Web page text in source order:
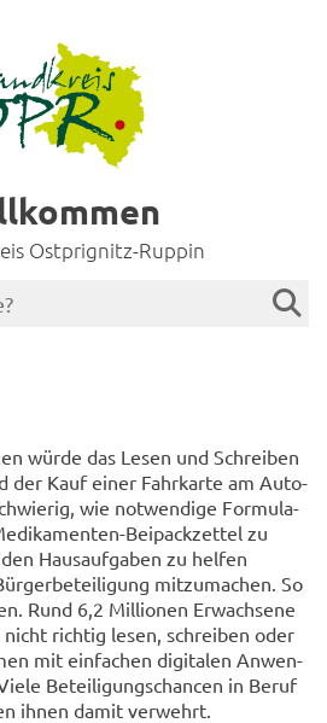
Ostprignitz-Ruppin
würde das Lesen und Schrei­ben
der Kauf einer Fahr­kar­te am Au­to­
wie not­wen­di­ge For­mu­la­
​Beipackzettel zu
Haus­auf­ga­ben zu hel­fen
mit­zu­ma­chen. So
Rund 6,2 Mil­lio­nen Er­wach­se­ne
rich­tig lesen, schrei­ben oder
mit ein­fa­chen di­gi­ta­len An­wen­
Be­tei­li­gungs­chan­cen in Beruf
ihnen damit ver­wehrt.